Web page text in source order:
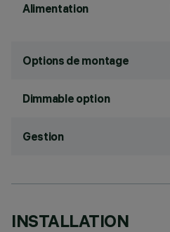
Alimentation
Options de montage
Dimmable option
Gestion
INSTALLATION